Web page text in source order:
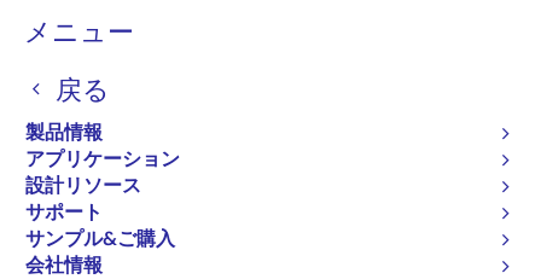
メニュー
戻る
製品情報
アプリケーション
設計リソース
サポート
サンプル&ご購入
会社情報
パ
く
ず
RA6M4
アクティブ
200MHz動作のArm Cortex-M33と
TrustZone、イーサネットやオクタメ
モリIFを搭載